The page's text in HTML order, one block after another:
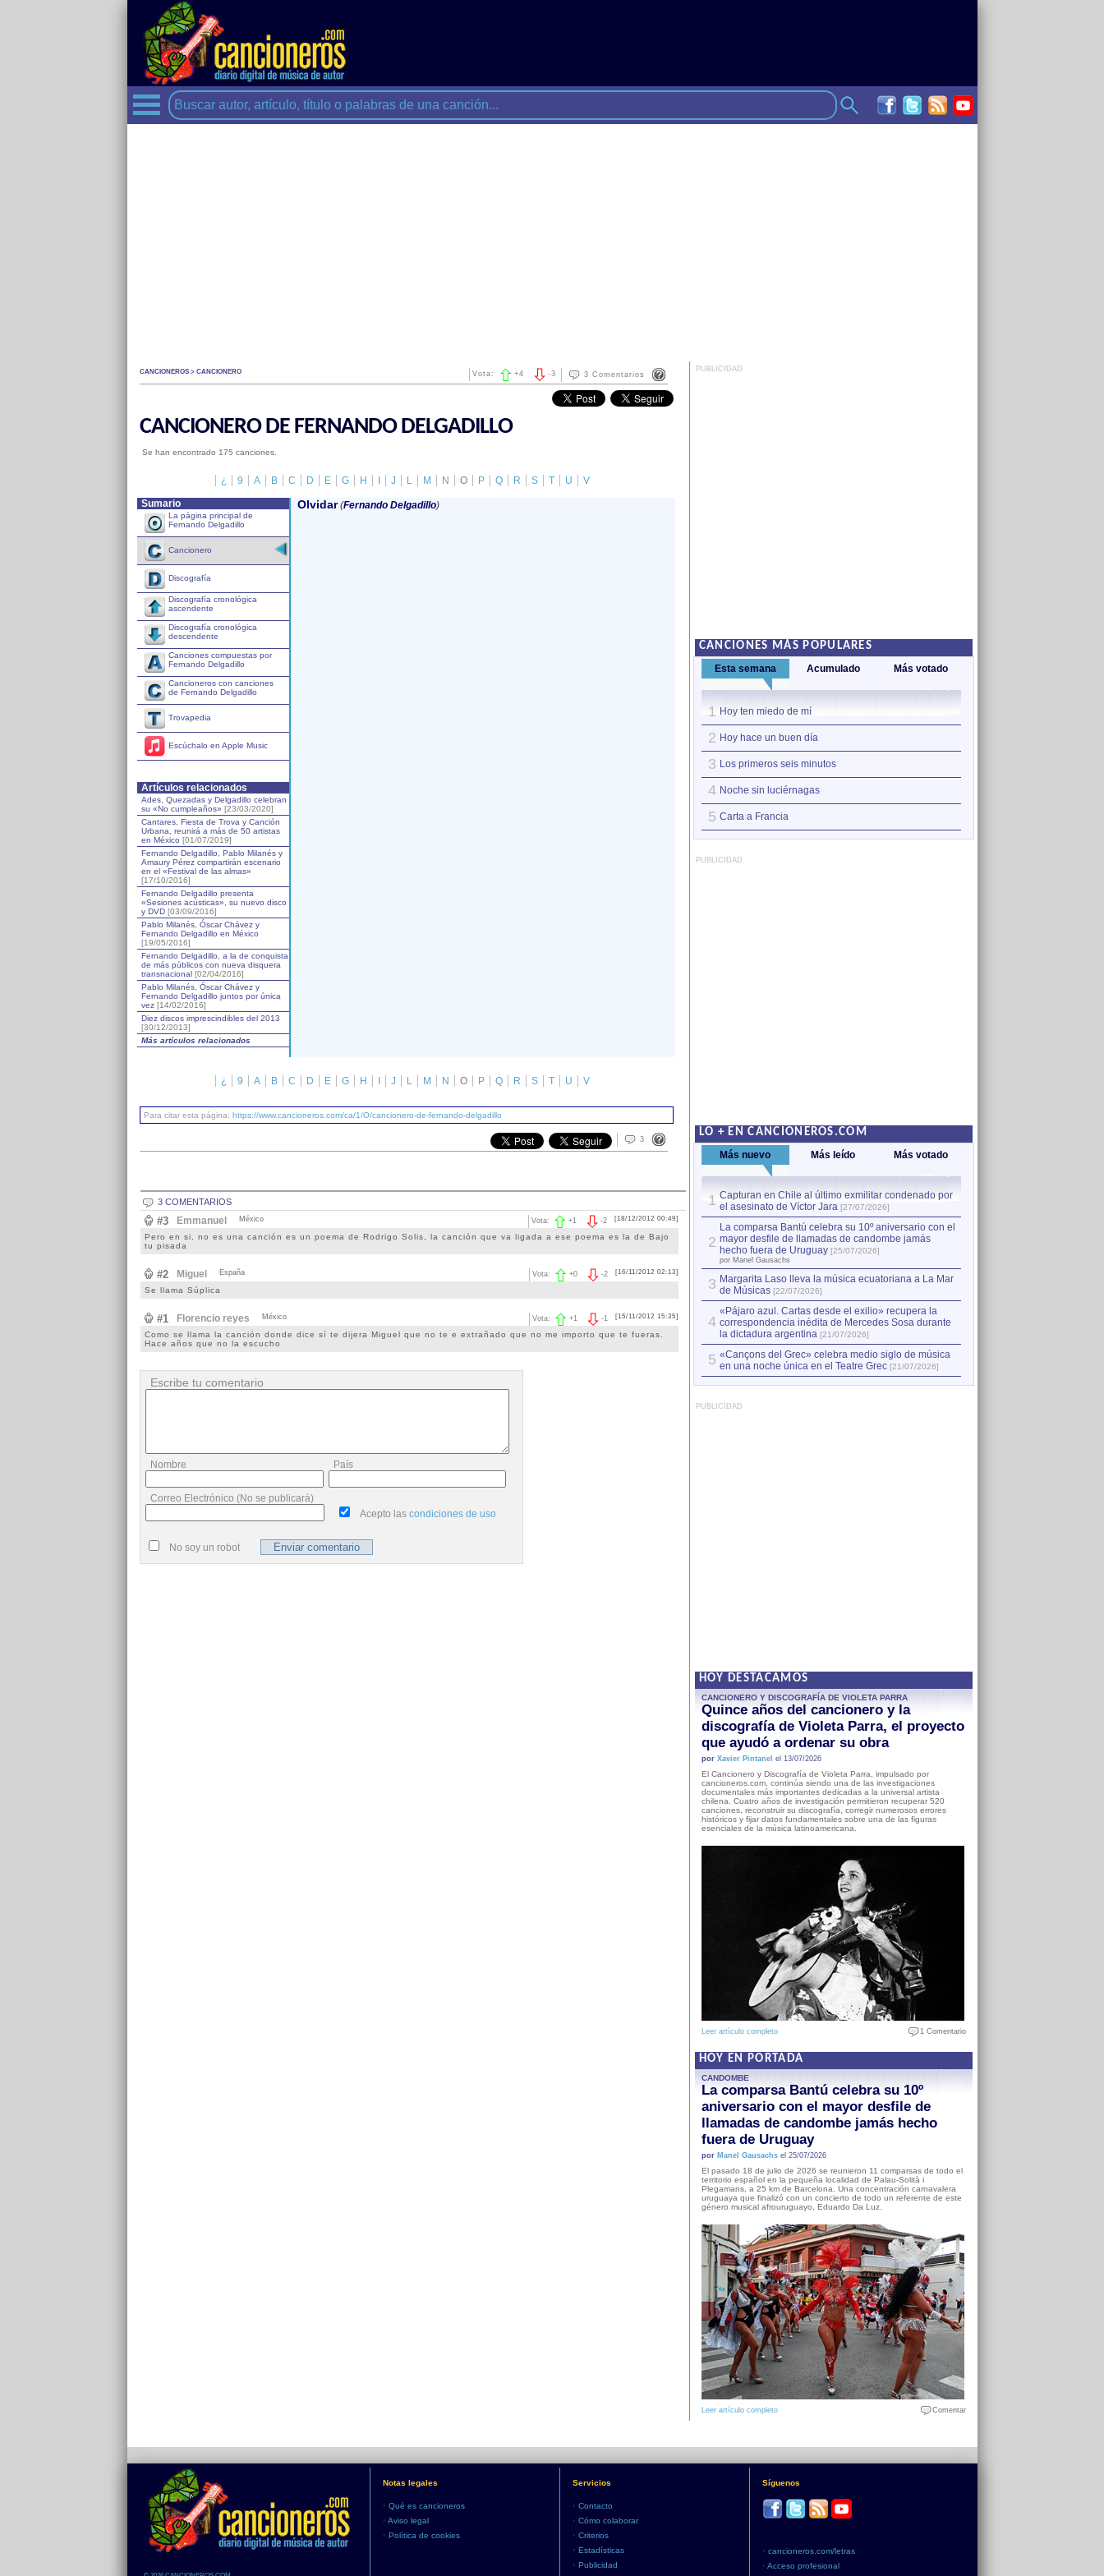
CANCIONEROS > CANCIONERO 3 Comentarios
-3
Vota: +4
CANCIONERO DE FERNANDO DELGADILLO
Se han encontrado 175 canciones.
¿ 9 A B C D E G H J L M N O P Q R S T U
V
Sumario
La página principal de
Fernando Delgadillo
Cancionero
Discografía
Discografía cronológica
ascendente
Discografía cronológica
descendente
Canciones compuestas por
Fernando Delgadillo
Cancioneros con canciones
de Fernando Delgadillo
Trovapedia
Escúchalo en Apple Music
Artículos relacionados
Ades, Quezadas y Delgadillo celebran
su «No cumpleaños» [23/03/2020]
Cantares, Fiesta de Trova y Canción
Urbana, reunirá a más de 50 artistas
en México [01/07/2019]
Fernando Delgadillo, Pablo Milanés y
Amaury Pérez compartirán escenario
en el «Festival de las almas»
[17/10/2016]
Fernando Delgadillo presenta
«Sesiones acústicas», su nuevo disco
y DVD [03/09/2016]
Pablo Milanés, Óscar Chávez y
Fernando Delgadillo en México
[19/05/2016]
Fernando Delgadillo, a la de conquista
de más públicos con nueva disquera
transnacional [02/04/2016]
Pablo Milanés, Óscar Chávez y
Fernando Delgadillo juntos por única
vez [14/02/2016]
Diez discos imprescindibles del 2013
[30/12/2013]
Más artículos relacionados
Olvidar (Fernando Delgadillo)
¿ 9 A B C D E G H J L M N O P Q R S T U V
Para citar esta página: https://www.cancioneros.com/ca/1/O/cancionero-de-fernando-delgadillo
3
3 COMENTARIOS
#3 Emmanuel México [18/12/2012 00:49]
-2
Vota: +1
Pero en si, no es una canción es un poema de Rodrigo Solis, la canción que va ligada a ese poema es la de Bajo
tu pisada
#2 Miguel España [16/11/2012 02:13]
-2
Vota: +0
Se llama Súplica
#1 Florencio reyes México [15/11/2012 15:35]
-1
Vota: +1
Como se llama la canción donde dice sí te dijera Miguel que no te e extrañado que no me importo que te fueras.
Hace años que no la escucho
Escribe tu comentario
Nombre País
Correo Electrónico (No se publicará)
Acepto las condiciones de uso
No soy un robot
PUBLICIDAD
CANCIONES MÁS POPULARES
Esta semana Acumulado Más votado
1 Hoy ten miedo de mí
2 Hoy hace un buen día
3 Los primeros seis minutos
4 Noche sin luciérnagas
5 Carta a Francia
PUBLICIDAD
LO + EN CANCIONEROS.COM
Más nuevo Más leído Más votado
1 Capturan en Chile al último exmilitar condenado por
el asesinato de Víctor Jara [27/07/2026]
2
La comparsa Bantú celebra su 10º aniversario con el
mayor desfile de llamadas de candombe jamás
hecho fuera de Uruguay [25/07/2026]
por Manel Gausachs
3 Margarita Laso lleva la música ecuatoriana a La Mar
de Músicas [22/07/2026]
4
«Pájaro azul. Cartas desde el exilio» recupera la
correspondencia inédita de Mercedes Sosa durante
la dictadura argentina [21/07/2026]
5 «Cançons del Grec» celebra medio siglo de música
en una noche única en el Teatre Grec [21/07/2026]
PUBLICIDAD
HOY DESTACAMOS
CANCIONERO Y DISCOGRAFÍA DE VIOLETA PARRA
Quince años del cancionero y la
discografía de Violeta Parra, el proyecto
que ayudó a ordenar su obra
por Xavier Pintanel el 13/07/2026
El Cancionero y Discografía de Violeta Parra, impulsado por
cancioneros.com, continúa siendo una de las investigaciones
documentales más importantes dedicadas a la universal artista
chilena. Cuatro años de investigación permitieron recuperar 520
canciones, reconstruir su discografía, corregir numerosos errores
históricos y fijar datos fundamentales sobre una de las figuras
esenciales de la música latinoamericana.
Leer artículo completo 1 Comentario
HOY EN PORTADA
CANDOMBE
La comparsa Bantú celebra su 10º
aniversario con el mayor desfile de
llamadas de candombe jamás hecho
fuera de Uruguay
por Manel Gausachsel 25/07/2026
El pasado 18 de julio de 2026 se reunieron 11 comparsas de todo el
territorio español en la pequeña localidad de Palau-Solità i
Plegamans, a 25 km de Barcelona. Una concentración carnavalera
uruguaya que finalizó con un concierto de todo un referente de este
género musical afrouruguayo, Eduardo Da Luz.
Leer artículo completo Comentar
Notas legales
• Qué es cancioneros
• Aviso legal
• Política de cookies
Servicios
• Contacto
• Cómo colaborar
• Criterios
• Estadísticas
• Publicidad
Síguenos
• cancioneros.com/letras
• Acceso profesional